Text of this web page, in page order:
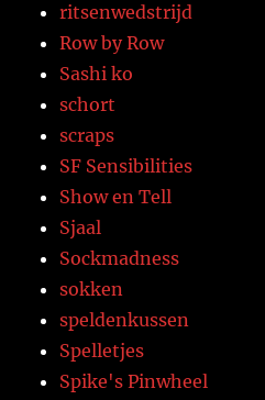
ritsenwedstrijd
Row by Row
Sashi ko
schort
scraps
SF Sensibilities
Show en Tell
Sjaal
Sockmadness
sokken
speldenkussen
Spelletjes
Spike's Pinwheel